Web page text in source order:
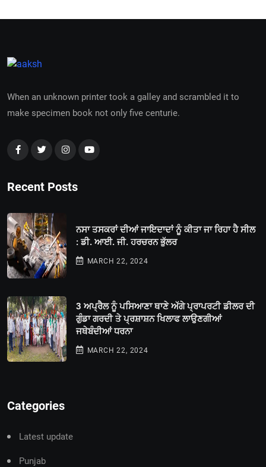
When an unknown printer took a galley and scrambled it to
make specimen book not only five centurie.
Recent Posts
ਨਸਾ ਤਸਕਰਾਂ ਦੀਆਂ ਜਾਇਦਾਦਾਂ ਨੂੰ ਕੀਤਾ ਜਾ ਰਿਹਾ ਹੈ ਸੀਲ
: ਡੀ. ਆਈ. ਜੀ. ਹਰਚਰਨ ਭੁੱਲਰ
MARCH 22, 2024
3 ਅਪ੍ਰੈਲ ਨੂੰ ਪਸਿਆਣਾ ਥਾਣੇ ਅੱਗੇ ਪ੍ਰਾਪਰਟੀ ਡੀਲਰ ਦੀ
ਗੁੰਡਾ ਗਰਦੀ ਤੇ ਪ੍ਰਸ਼ਾਸ਼ਨ ਖਿਲਾਫ ਲਾਉਣਗੀਆਂ
ਜਥੇਬੰਦੀਆਂ ਧਰਨਾ
MARCH 22, 2024
Categories
Latest update
Punjab